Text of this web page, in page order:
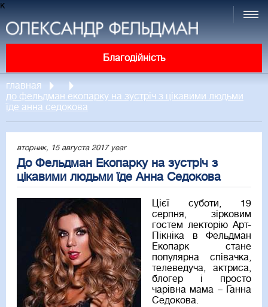
к
Благодійність
главная
до фельдман екопарку на зустріч з цікавими людьми
їде анна седокова
вторник, 15 августа 2017 year
До Фельдман Екопарку на зустріч з
цікавими людьми їде Анна Седокова
Цієї суботи, 19
серпня, зірковим
гостем лекторію Арт-
Пікніка в Фельдман
Екопарк стане
популярна співачка,
телеведуча, актриса,
блогер і просто
чарівна мама – Ганна
Седокова.